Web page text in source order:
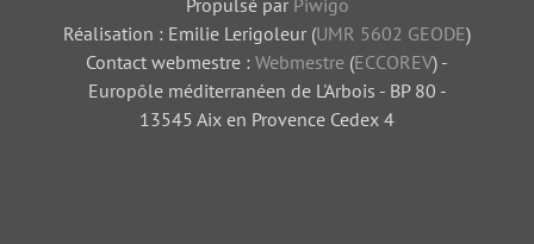
Propulsé par Piwigo
Réalisation : Emilie Lerigoleur (UMR 5602 GEODE)
Contact webmestre : Webmestre (ECCOREV) -
Europôle méditerranéen de L'Arbois - BP 80 -
13545 Aix en Provence Cedex 4